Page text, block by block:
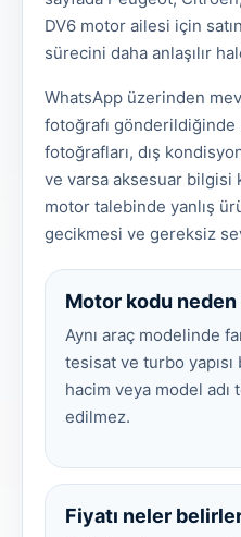
DV6 motor ailesi için
sürecini daha anlaşılır
WhatsApp üzerinden
fotoğrafı
fotoğrafları, dış
ve varsa aksesuar bilgisi
motor talebinde yanlış
gecikmesi ve gereksiz
Motor kodu
Aynı araç modelinde
tesisat ve turbo
hacim veya model adı
edilmez.
Fiyatı neler